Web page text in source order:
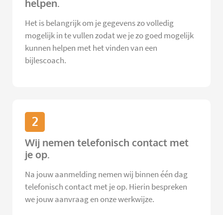
helpen.
Het is belangrijk om je gegevens zo volledig
mogelijk in te vullen zodat we je zo goed mogelijk
kunnen helpen met het vinden van een
bijlescoach.
2
Wij nemen telefonisch contact met
je op.
Na jouw aanmelding nemen wij binnen één dag
telefonisch contact met je op. Hierin bespreken
we jouw aanvraag en onze werkwijze.